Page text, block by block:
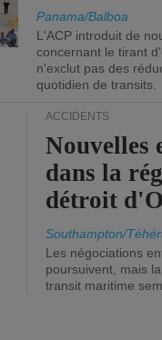
Panama/Balboa
L'ACP introduit de
concernant le tirant
n'exclut pas des
quotidien de transits.
ACCIDENTS
Nouvelles
dans la
détroit
Southampton/
Les négociations
poursuivent, mais
transit maritime